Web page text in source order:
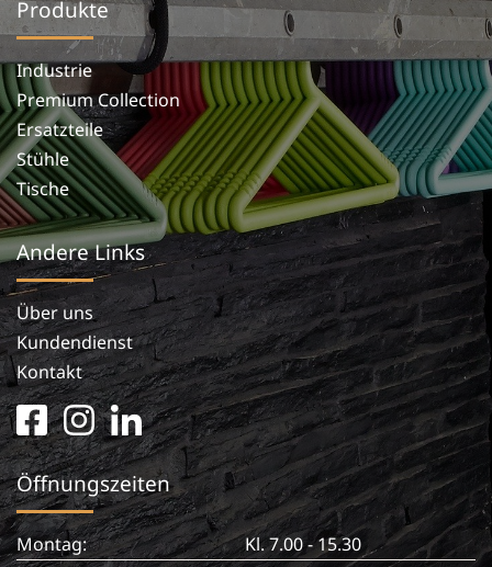
Produkte
Industrie
Premium Collection
Ersatzteile
Stühle
Tische
Andere Links
Über uns
Kundendienst
Kontakt
facebook
square
instagram
linkedin
in
Öffnungszeiten
Montag:
Kl. 7.00 - 15.30